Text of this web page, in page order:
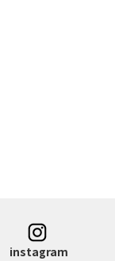
instagram